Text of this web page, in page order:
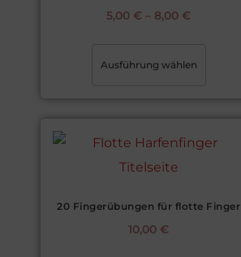
5,00 € – 8,00 €
Ausführung wählen
20 Fingerübungen für flotte Finger
10,00 €